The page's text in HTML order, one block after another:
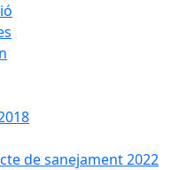
de sanejament 2022